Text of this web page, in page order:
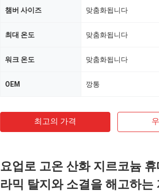
챔버 사이즈 맞춤화됩니다
최대 온도 맞춤화됩니다
워크 온도 맞춤화됩니다
OEM 깡통
최고의 가격
요업로 고온 산화 지르코늄 휴
라믹 탈지와 소결을 해고하는